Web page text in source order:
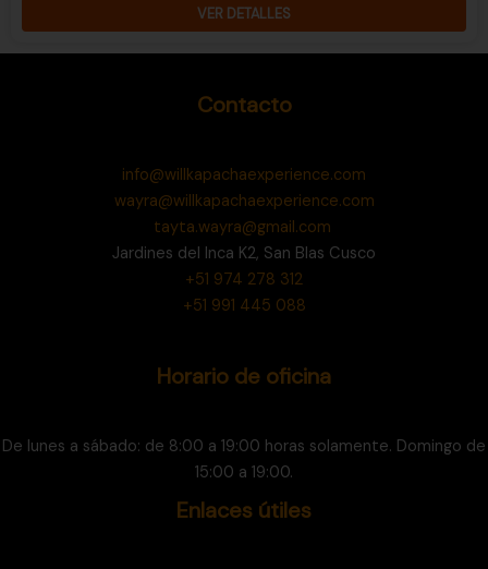
VER DETALLES
Contacto
info@willkapachaexperience.com
wayra@willkapachaexperience.com
tayta.wayra@gmail.com
Jardines del Inca K2, San Blas Cusco
+51 974 278 312
+51 991 445 088
Horario de oficina
De lunes a sábado: de 8:00 a 19:00 horas solamente. Domingo de
15:00 a 19:00.
Enlaces útiles